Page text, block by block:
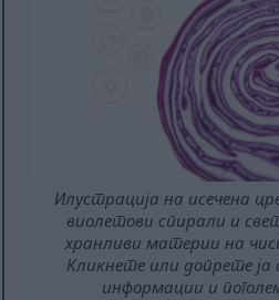
Илустрација на исечена
виолетови спирали и
хранливи материи на
Кликнете или допрете ја
информации и